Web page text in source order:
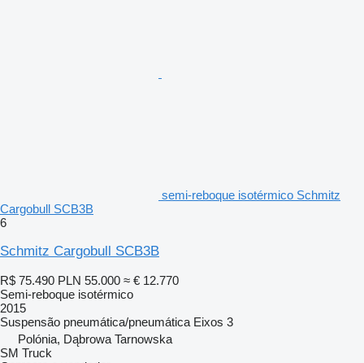
semi-reboque isotérmico Schmitz
Cargobull SCB3B
6
Schmitz Cargobull SCB3B
R$ 75.490 PLN 55.000 ≈ € 12.770
Semi-reboque isotérmico
2015
Suspensão pneumática/pneumática Eixos 3
Polónia, Dąbrowa Tarnowska
SM Truck